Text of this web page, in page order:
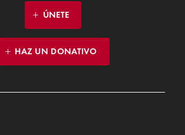
ÚNETE
HAZ UN DONATIVO